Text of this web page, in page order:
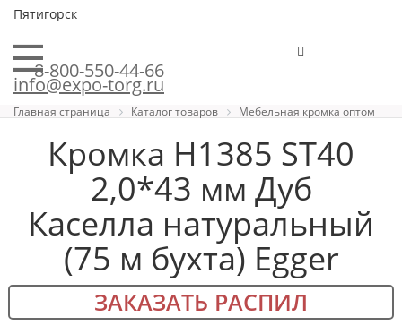
Пятигорск
8-800-550-44-66
info@expo-torg.ru
Главная страница Каталог товаров Мебельная кромка оптом
Кромка H1385 ST40
2,0*43 мм Дуб
Каселла натуральный
(75 м бухта) Egger
ЗАКАЗАТЬ РАСПИЛ